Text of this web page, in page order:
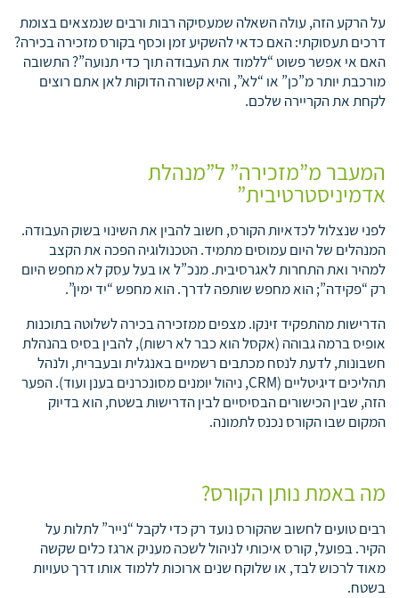
על הרקע הזה, עולה השאלה שמעסיקה רבות ורבים שנמצאים בצומת
דרכים תעסוקתי: האם כדאי להשקיע זמן וכסף בקורס מזכירה בכירה?
האם אי אפשר פשוט “ללמוד את העבודה תוך כדי תנועה”? התשובה
מורכבת יותר מ”כן” או “לא”, והיא קשורה הדוקות לאן אתם רוצים
לקחת את הקריירה שלכם.
המעבר מ”מזכירה” ל”מנהלת
אדמיניסטרטיבית”
לפני שנצלול לכדאיות הקורס, חשוב להבין את השינוי בשוק העבודה.
המנהלים של היום עמוסים מתמיד. הטכנולוגיה הפכה את הקצב
למהיר ואת התחרות לאגרסיבית. מנכ”ל או בעל עסק לא מחפש היום
רק “פקידה”; הוא מחפש שותפה לדרך. הוא מחפש “יד ימין”.
הדרישות מהתפקיד זינקו. מצפים ממזכירה בכירה לשלוטה בתוכנות
אופיס ברמה גבוהה (אקסל הוא כבר לא רשות), להבין בסיס בהנהלת
חשבונות, לדעת לנסח מכתבים רשמיים באנגלית ובעברית, ולנהל
תהליכים דיגיטליים (CRM, ניהול יומנים מסונכרנים בענן ועוד). הפער
הזה, שבין הכישורים הבסיסיים לבין הדרישות בשטח, הוא בדיוק
המקום שבו הקורס נכנס לתמונה.
מה באמת נותן הקורס?
רבים טועים לחשוב שהקורס נועד רק כדי לקבל “נייר” לתלות על
הקיר. בפועל, קורס איכותי לניהול לשכה מעניק ארגז כלים שקשה
מאוד לרכוש לבד, או שלוקח שנים ארוכות ללמוד אותו דרך טעויות
בשטח.